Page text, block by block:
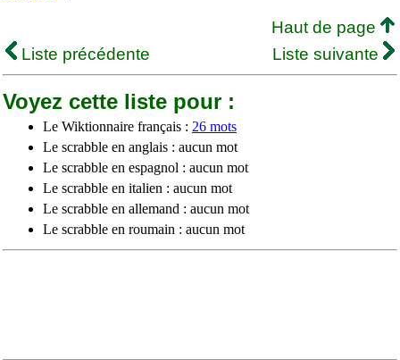
Haut de page
Liste précédente
Liste suivante
Voyez cette liste pour :
Le Wiktionnaire français : 26 mots
Le scrabble en anglais : aucun mot
Le scrabble en espagnol : aucun mot
Le scrabble en italien : aucun mot
Le scrabble en allemand : aucun mot
Le scrabble en roumain : aucun mot